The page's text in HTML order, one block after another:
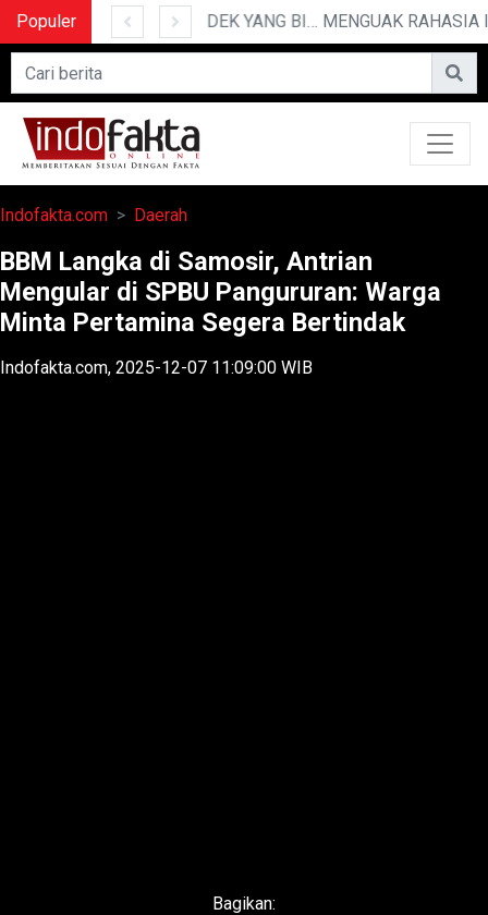
Populer 10 CERITA LUCU PENDEK YANG BIKIN NGAKAK
Indofakta.com Daerah
BBM Langka di Samosir, Antrian
Mengular di SPBU Pangururan: Warga
Minta Pertamina Segera Bertindak
Indofakta.com, 2025-12-07 11:09:00 WIB
Bagikan: